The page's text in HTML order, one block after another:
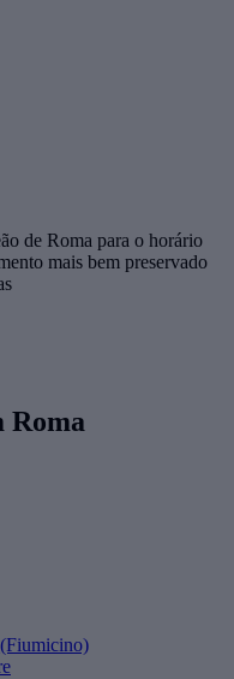
de Roma para o horário
mais bem preservado
Roma